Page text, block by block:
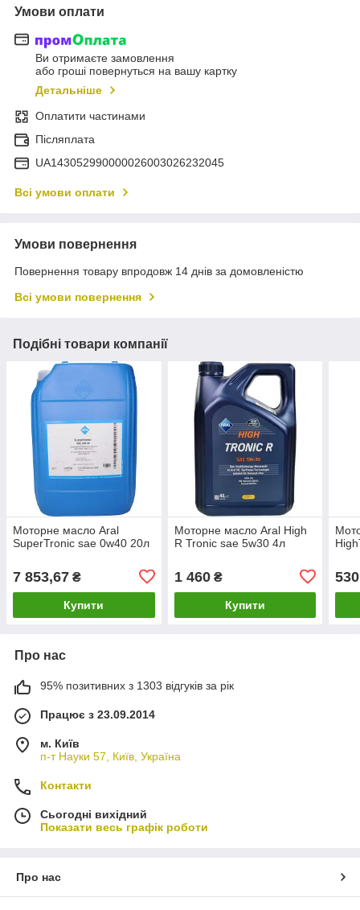
Умови оплати
Ви отримаєте замовлення
або гроші повернуться на вашу картку
Детальніше
Оплатити частинами
Післяплата
UA143052990000026003026232045
Всі умови оплати
Умови повернення
Повернення товару впродовж 14 днів за домовленістю
Всі умови повернення
Подібні товари компанії
Моторне масло Aral
SuperTronic sae 0w40 20л
7 853,67 ₴
Купити
Моторне масло Aral High
R Tronic sae 5w30 4л
1 460₴
Купити
530
Про нас
95% позитивних з 1303 відгуків за рік
Працює з 23.09.2014
м. Київ
п-т Науки 57, Київ, Україна
Контакти
Сьогодні вихідний
Показати весь графік роботи
Про нас